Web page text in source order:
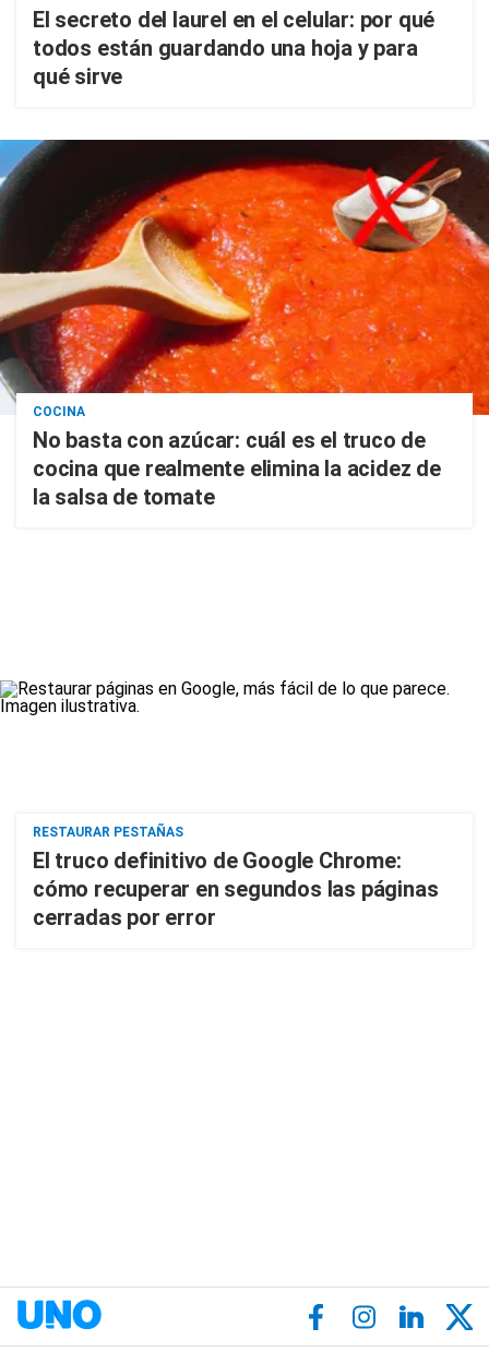
El secreto del laurel en el celular: por qué
todos están guardando una hoja y para
qué sirve
COCINA
No basta con azúcar: cuál es el truco de
cocina que realmente elimina la acidez de
la salsa de tomate
RESTAURAR PESTAÑAS
El truco definitivo de Google Chrome:
cómo recuperar en segundos las páginas
cerradas por error